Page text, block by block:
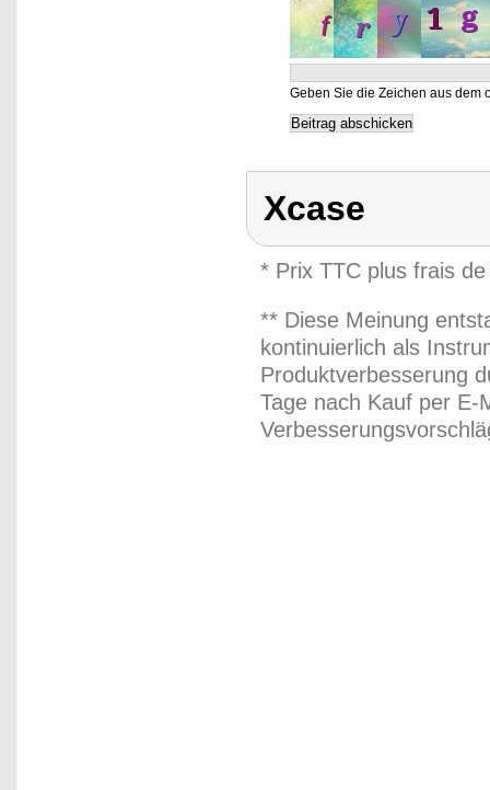
Geben Sie die Zeichen aus dem
Xcase
* Prix TTC plus frais
** Diese Meinung
kontinuierlich als
Produktverbesserung
Tage nach Kauf per E-